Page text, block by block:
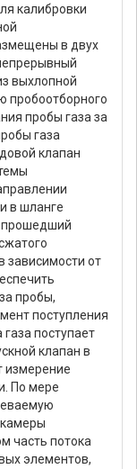
калибровки
в двух
выхлопной
пробоотборного
пробы газа за
газа
клапан
в шланге
прошедший
зависимости от
пробы,
поступления
поступает
клапан в
измерение
По мере
часть потока
элементов,